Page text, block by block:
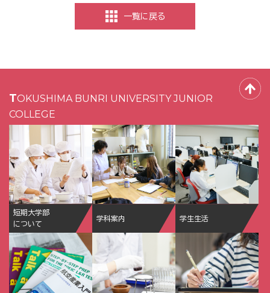
一覧に戻る
TOKUSHIMA BUNRI UNIVERSITY JUNIOR
COLLEGE
短期大学部
について
学科案内 学生生活